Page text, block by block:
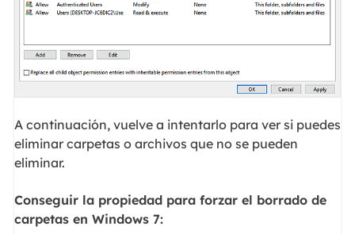
A continuación, vuelve a intentarlo para ver si puedes
eliminar carpetas o archivos que no se pueden
eliminar.
Conseguir la propiedad para forzar el borrado de
carpetas en Windows 7: